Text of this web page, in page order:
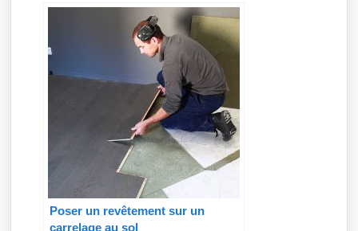
Poser un revêtement sur un
carrelage au sol